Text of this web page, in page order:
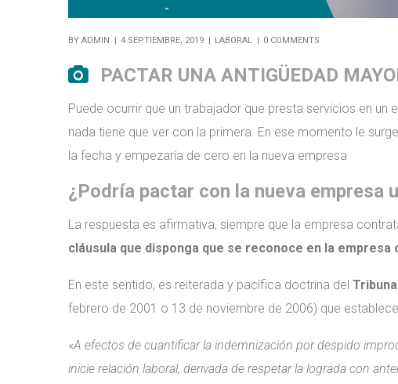
BY ADMIN 4 SEPTIEMBRE, 2019 LABORAL 0 COMMENTS
PACTAR UNA ANTIGÜEDAD
Puede ocurrir que un trabajador que presta servicios en
nada tiene que ver con la primera. En ese momento le
la fecha y empezaría de cero en la nueva empresa
¿Podría pactar con la nueva empresa
La respuesta es afirmativa, siempre que la empresa
cláusula que disponga que se reconoce en la
En este sentido, es reiterada y pacífica doctrina del
febrero de 2001 o 13 de noviembre de 2006) que
«A efectos de cuantificar la indemnización por despido
inicie relación laboral, derivada de respetar la lograda con